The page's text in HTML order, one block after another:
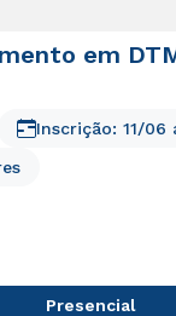
em
Inscrição: 11/06
Presencial